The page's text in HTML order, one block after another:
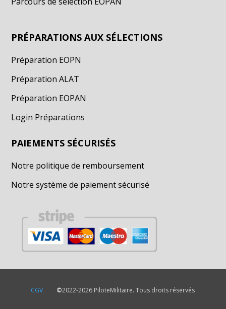
PRÉPARATIONS AUX SÉLECTIONS
Préparation EOPN
Préparation ALAT
Préparation EOPAN
Login Préparations
PAIEMENTS SÉCURISÉS
Notre politique de remboursement
Notre système de paiement sécurisé
CGV ©2022-2026 PiloteMilitaire. Tous droits réservés